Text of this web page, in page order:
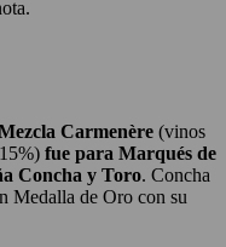
Carmenère (vinos
fue para Marqués de
Concha y Toro. Concha
Medalla de Oro con su